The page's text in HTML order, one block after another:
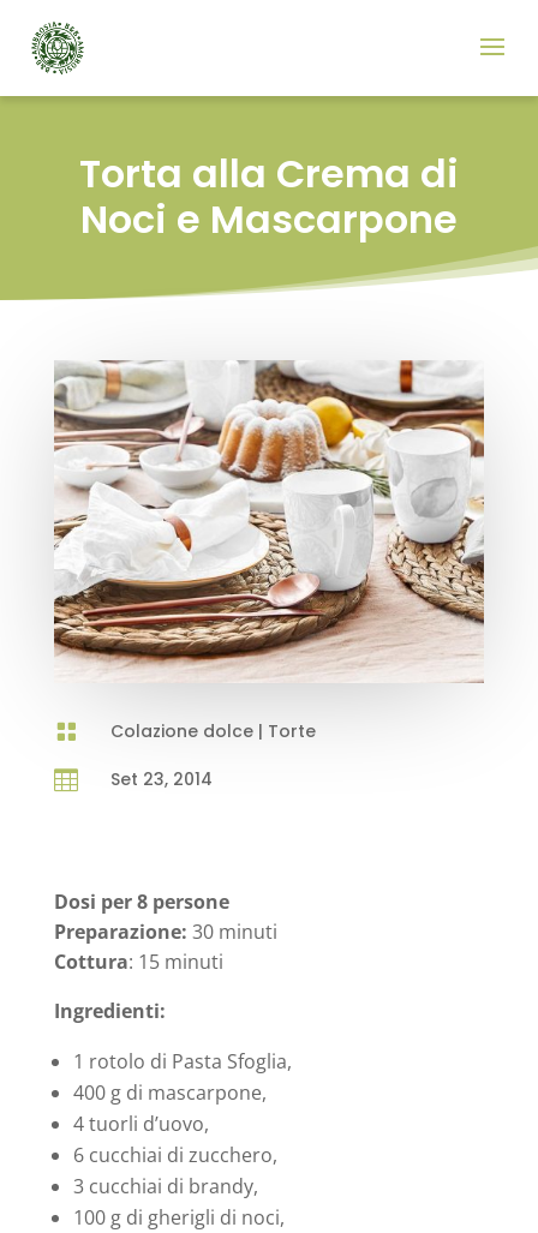
Torta alla Crema di
Noci e Mascarpone
 Colazione dolce| Torte

Set 23, 2014
Dosi per 8 persone
Preparazione: 30 minuti
Cottura: 15 minuti
Ingredienti:
1 rotolo di Pasta Sfoglia,
400 g di mascarpone,
4 tuorli d’uovo,
6 cucchiai di zucchero,
3 cucchiai di brandy,
100 g di gherigli di noci,